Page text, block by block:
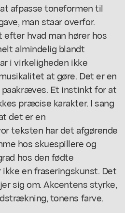
afpasse toneformen til
man staar overfor.
efter hvad man hører hos
almindelig blandt
i virkeligheden ikke
at gøre. Det er en
paakræves. Et instinkt for at
præcise karakter. I sang
det er en
teksten har det afgørende
hos skuespillere og
hos den fødte
en fraseringskunst. Det
sig om. Akcentens styrke,
tonens farve.